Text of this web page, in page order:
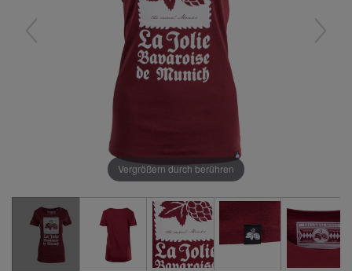
Vergrößern durch berühren